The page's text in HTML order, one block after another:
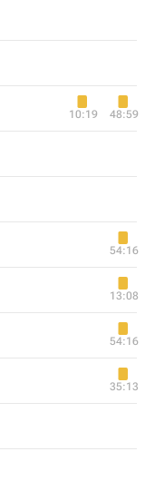
10:19 48:59
54:16
13:08
54:16
35:13